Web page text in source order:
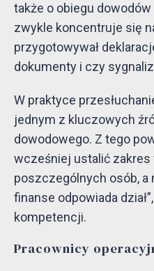
także o obiegu
zwykle koncentruje się
przygotowywał
dokumenty i czy
W praktyce
jednym z kluczowych
dowodowego. Z tego
wcześniej ustalić
poszczególnych osób, a
finanse odpowiada
kompetencji.
Pracownicy